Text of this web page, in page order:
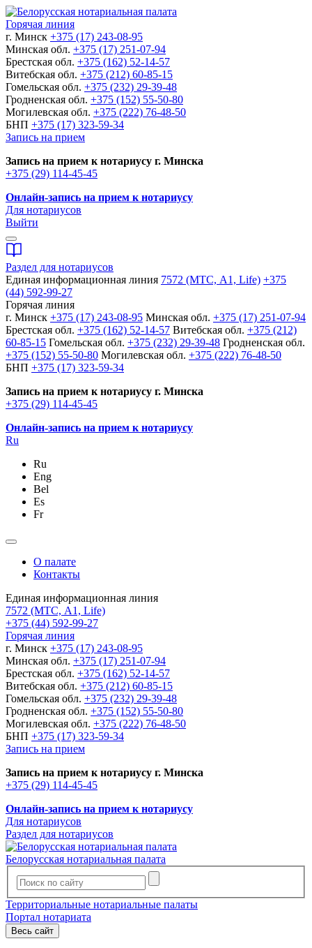
Горячая линия
г. Минск +375 (17) 243-08-95
Минская обл. +375 (17) 251-07-94
Брестская обл. +375 (162) 52-14-57
Витебская обл. +375 (212) 60-85-15
Гомельская обл. +375 (232) 29-39-48
Гродненская обл. +375 (152) 55-50-80
Могилевская обл. +375 (222) 76-48-50
БНП +375 (17) 323-59-34
Запись на прием
Запись на прием к нотариусу г. Минска
+375 (29) 114-45-45
Онлайн-запись на прием к нотариусу
Для нотариусов
Выйти
Раздел для нотариусов
Единая информационная линия 7572 (МТС, A1, Life) +375
(44) 592-99-27
Горячая линия
г. Минск +375 (17) 243-08-95 Минская обл. +375 (17) 251-07-94
Брестская обл. +375 (162) 52-14-57 Витебская обл. +375 (212)
60-85-15 Гомельская обл. +375 (232) 29-39-48 Гродненская обл.
+375 (152) 55-50-80 Могилевская обл. +375 (222) 76-48-50
БНП +375 (17) 323-59-34
Запись на прием к нотариусу г. Минска
+375 (29) 114-45-45
Онлайн-запись на прием к нотариусу
Ru
Ru
Eng
Bel
Es
Fr
О палате
Контакты
Единая информационная линия
7572 (МТС, A1, Life)
+375 (44) 592-99-27
Горячая линия
г. Минск +375 (17) 243-08-95
Минская обл. +375 (17) 251-07-94
Брестская обл. +375 (162) 52-14-57
Витебская обл. +375 (212) 60-85-15
Гомельская обл. +375 (232) 29-39-48
Гродненская обл. +375 (152) 55-50-80
Могилевская обл. +375 (222) 76-48-50
БНП +375 (17) 323-59-34
Запись на прием
Запись на прием к нотариусу г. Минска
+375 (29) 114-45-45
Онлайн-запись на прием к нотариусу
Для нотариусов
Раздел для нотариусов
Белорусская нотариальная палата
Территориальные нотариальные палаты
Портал нотариата
Весь сайт